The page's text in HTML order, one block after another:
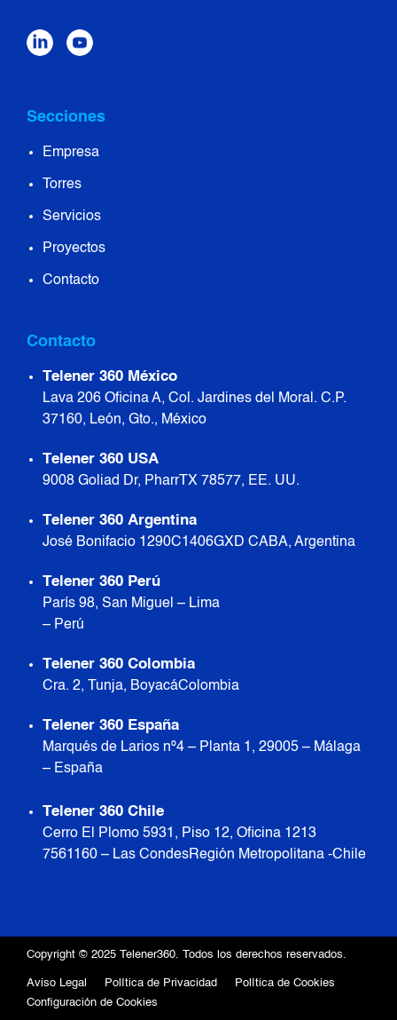
Secciones
Empresa
Torres
Servicios
Proyectos
Contacto
Contacto
Telener 360 México
Lava 206 Oficina A, Col. Jardines del Moral. C.P.
37160, León, Gto., México
Telener 360 USA
9008 Goliad Dr, Pharr TX 78577, EE. UU.
Telener 360 Argentina
José Bonifacio 1290 C1406GXD CABA, Argentina
Telener 360 Perú
París 98, San Miguel – Lima
– Perú
Telener 360 Colombia
Cra. 2, Tunja, Boyacá Colombia
Telener 360 España
Marqués de Larios nº4 – Planta 1, 29005 – Málaga
– España
Telener 360 Chile
Cerro El Plomo 5931, Piso 12, Oficina 1213
7561160 – Las Condes Región Metropolitana -Chile
Copyright © 2025 Telener360. Todos los derechos reservados.
Aviso Legal Política de Privacidad
Política de Cookies
Configuración de Cookies